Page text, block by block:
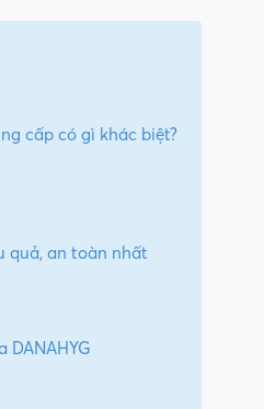
cấp có gì khác biệt?
quả, an toàn nhất